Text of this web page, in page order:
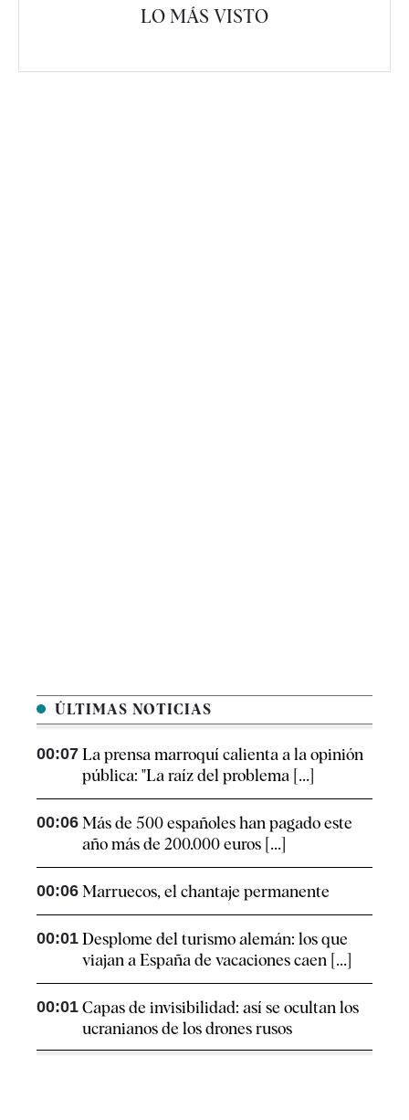
LO MÁS VISTO
ÚLTIMAS NOTICIAS
00:07 La prensa marroquí calienta a la opinión
pública: "La raíz del problema [...]
00:06 Más de 500 españoles han pagado este
año más de 200.000 euros [...]
00:06 Marruecos, el chantaje permanente
00:01 Desplome del turismo alemán: los que
viajan a España de vacaciones caen [...]
00:01 Capas de invisibilidad: así se ocultan los
ucranianos de los drones rusos